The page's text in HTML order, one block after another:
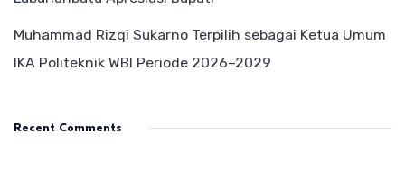
Muhammad Rizqi Sukarno Terpilih sebagai Ketua Umum
IKA Politeknik WBI Periode 2026–2029
Recent Comments